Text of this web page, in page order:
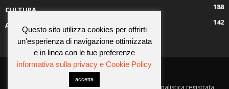
CULTURA
188
AMBIENTE
142
CHI SIAMO CONTATTI
© Job Press Società Cooperativa è una testata giornalistica registrata
Questo sito utilizza cookies per offrirti
un'esperienza di navigazione ottimizzata
e in linea con le tue preferenze
informativa sulla privacy e Cookie Policy
accetta